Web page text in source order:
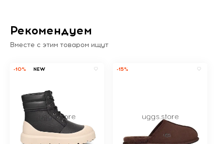
Рекомендуем
Вместе с этим товаром ищут
-10% NEW -15%